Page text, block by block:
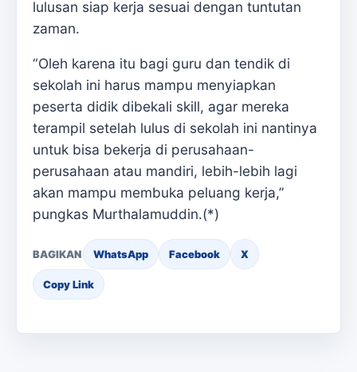
lulusan siap kerja sesuai dengan tuntutan
zaman.
“Oleh karena itu bagi guru dan tendik di
sekolah ini harus mampu menyiapkan
peserta didik dibekali skill, agar mereka
terampil setelah lulus di sekolah ini nantinya
untuk bisa bekerja di perusahaan-
perusahaan atau mandiri, lebih-lebih lagi
akan mampu membuka peluang kerja,”
pungkas Murthalamuddin.(*)
BAGIKAN WhatsApp Facebook X
Copy Link